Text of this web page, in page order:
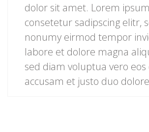
dolor sit amet. Lorem
consetetur sadipscing elitr,
nonumy eirmod tempor
labore et dolore magna
sed diam voluptua vero eos
accusam et justo duo